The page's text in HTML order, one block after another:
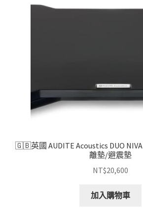
序
🇬🇧英國 AUDITE Acoustics DUO
離墊/避震墊
NT$20,600
加入購物車